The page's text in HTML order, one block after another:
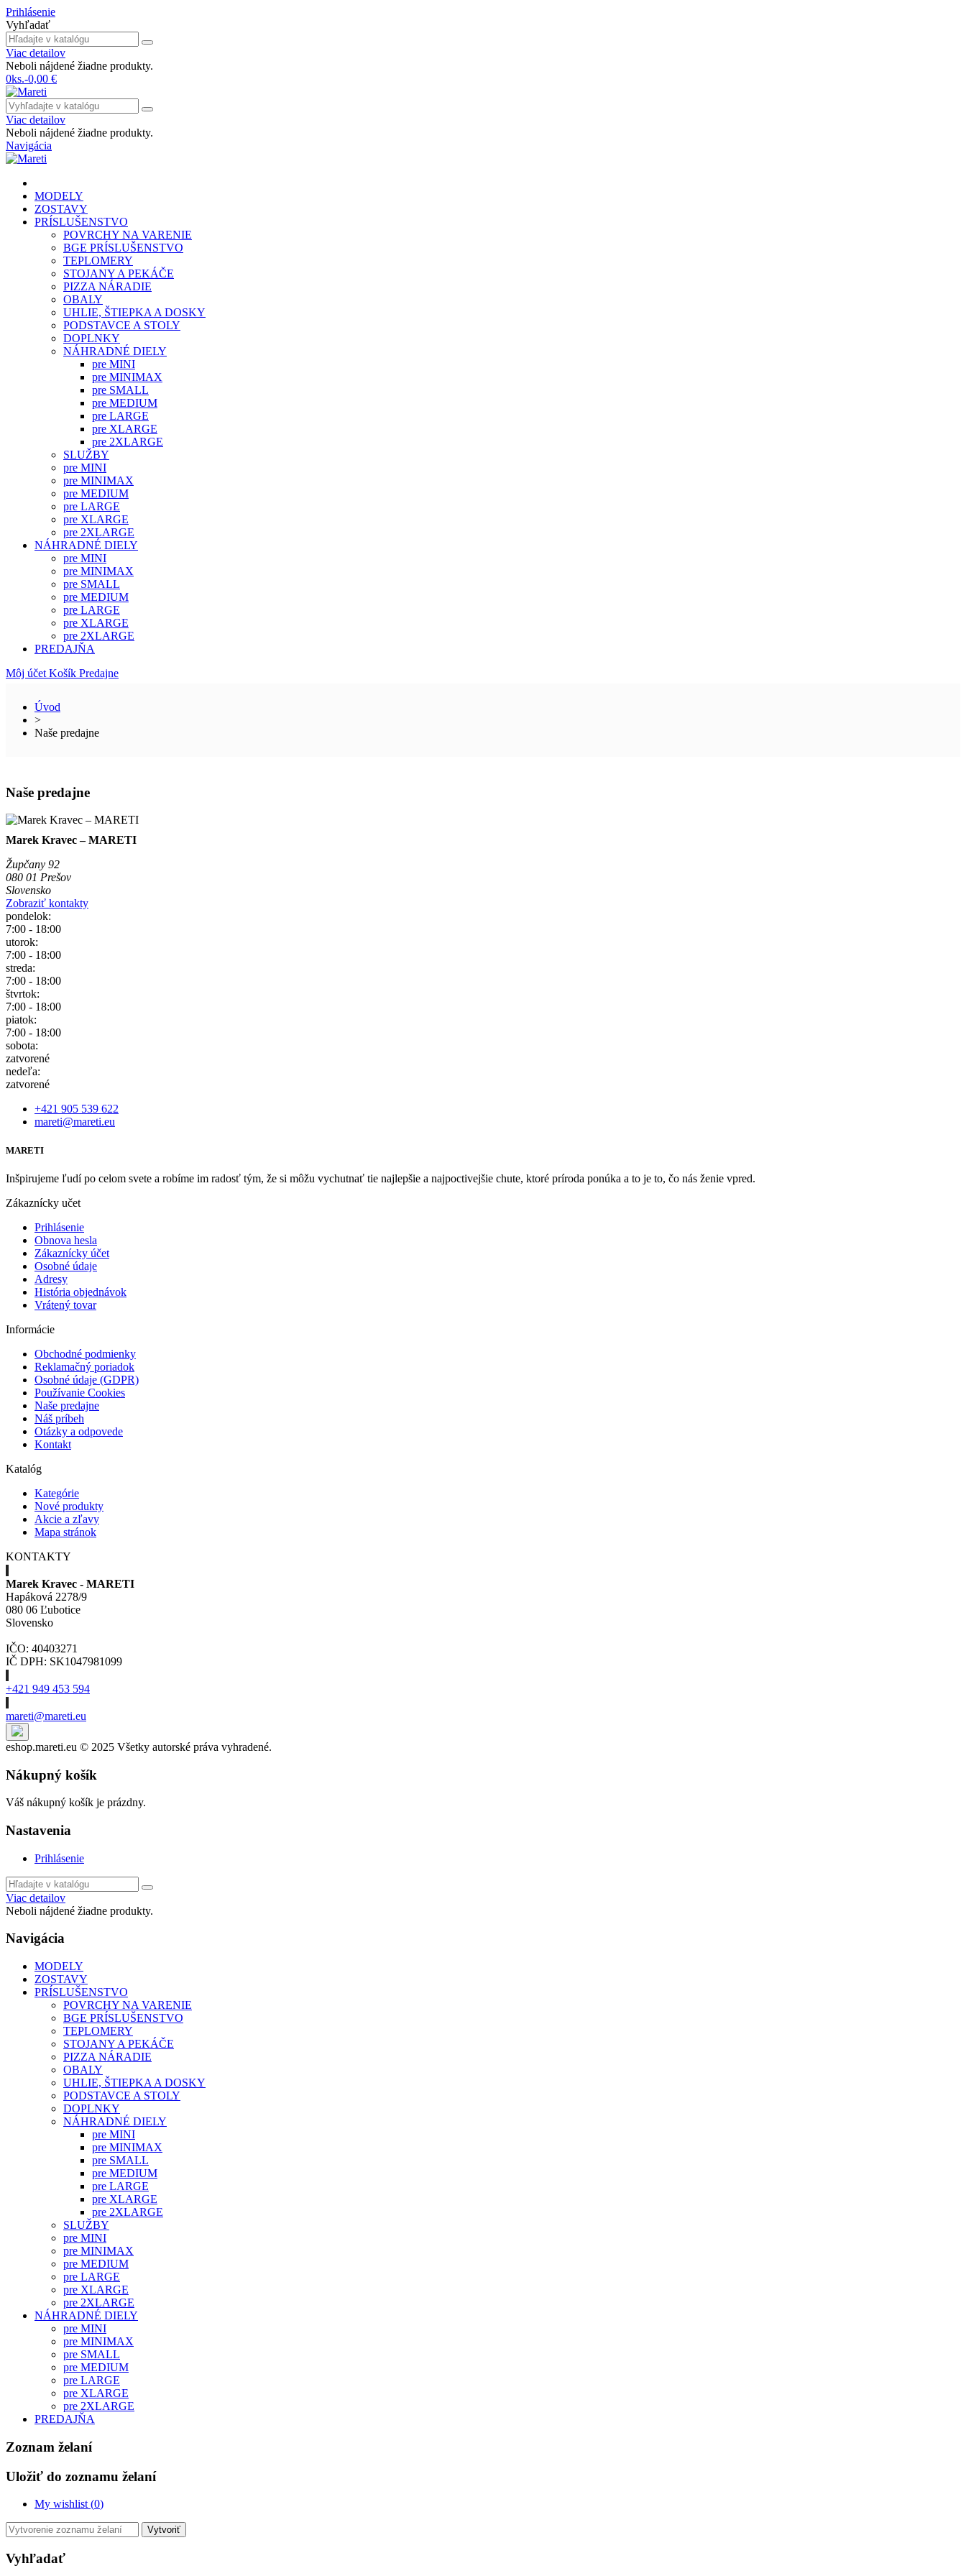
Prihlásenie
Vyhľadať
Viac detailov
Neboli nájdené žiadne produkty.
0ks.-0,00 €
Viac detailov
Neboli nájdené žiadne produkty.
Navigácia
MODELY
ZOSTAVY
PRÍSLUŠENSTVO
POVRCHY NA VARENIE
BGE PRÍSLUŠENSTVO
TEPLOMERY
STOJANY A PEKÁČE
PIZZA NÁRADIE
OBALY
UHLIE, ŠTIEPKA A DOSKY
PODSTAVCE A STOLY
DOPLNKY
NÁHRADNÉ DIELY
pre MINI
pre MINIMAX
pre SMALL
pre MEDIUM
pre LARGE
pre XLARGE
pre 2XLARGE
SLUŽBY
pre MINI
pre MINIMAX
pre MEDIUM
pre LARGE
pre XLARGE
pre 2XLARGE
NÁHRADNÉ DIELY
pre MINI
pre MINIMAX
pre SMALL
pre MEDIUM
pre LARGE
pre XLARGE
pre 2XLARGE
PREDAJŇA
Môj účet Košík Predajne
Úvod
>
Naše predajne
Naše predajne
Marek Kravec – MARETI
Župčany 92
080 01 Prešov
Slovensko
Zobraziť kontakty
pondelok:
7:00 - 18:00
utorok:
7:00 - 18:00
streda:
7:00 - 18:00
štvrtok:
7:00 - 18:00
piatok:
7:00 - 18:00
sobota:
zatvorené
nedeľa:
zatvorené
+421 905 539 622
mareti@mareti.eu
MARETI
Inšpirujeme ľudí po celom svete a robíme im radosť tým, že si môžu vychutnať tie najlepšie a najpoctivejšie chute, ktoré príroda ponúka a to je to, čo nás ženie vpred.
Zákaznícky učet
Prihlásenie
Obnova hesla
Zákaznícky účet
Osobné údaje
Adresy
História objednávok
Vrátený tovar
Informácie
Obchodné podmienky
Reklamačný poriadok
Osobné údaje (GDPR)
Používanie Cookies
Naše predajne
Náš príbeh
Otázky a odpovede
Kontakt
Katalóg
Kategórie
Nové produkty
Akcie a zľavy
Mapa stránok
KONTAKTY
Marek Kravec - MARETI
Hapáková 2278/9
080 06 Ľubotice
Slovensko
IČO: 40403271
IČ DPH: SK1047981099
+421 949 453 594
mareti@mareti.eu
eshop.mareti.eu © 2025 Všetky autorské práva vyhradené.
Nákupný košík
Váš nákupný košík je prázdny.
Nastavenia
Prihlásenie
Viac detailov
Neboli nájdené žiadne produkty.
Navigácia
MODELY
ZOSTAVY
PRÍSLUŠENSTVO
POVRCHY NA VARENIE
BGE PRÍSLUŠENSTVO
TEPLOMERY
STOJANY A PEKÁČE
PIZZA NÁRADIE
OBALY
UHLIE, ŠTIEPKA A DOSKY
PODSTAVCE A STOLY
DOPLNKY
NÁHRADNÉ DIELY
pre MINI
pre MINIMAX
pre SMALL
pre MEDIUM
pre LARGE
pre XLARGE
pre 2XLARGE
SLUŽBY
pre MINI
pre MINIMAX
pre MEDIUM
pre LARGE
pre XLARGE
pre 2XLARGE
NÁHRADNÉ DIELY
pre MINI
pre MINIMAX
pre SMALL
pre MEDIUM
pre LARGE
pre XLARGE
pre 2XLARGE
PREDAJŇA
Zoznam želaní
Uložiť do zoznamu želaní
My wishlist (0)
Vytvoriť
Vyhľadať